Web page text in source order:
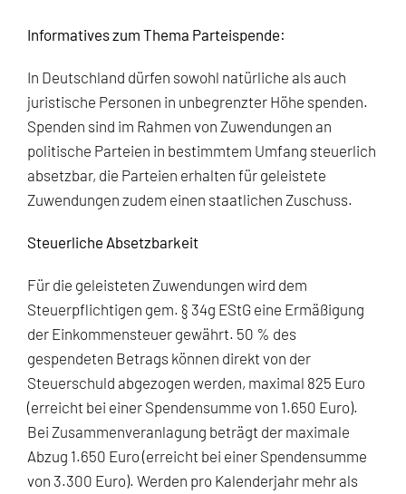
Informatives zum Thema Parteispende:
In Deutschland dürfen sowohl natürliche als auch
juristische Personen in unbegrenzter Höhe spenden.
Spenden sind im Rahmen von Zuwendungen an
politische Parteien in bestimmtem Umfang steuerlich
absetzbar, die Parteien erhalten für geleistete
Zuwendungen zudem einen staatlichen Zuschuss.
Steuerliche Absetzbarkeit
Für die geleisteten Zuwendungen wird dem
Steuerpflichtigen gem. § 34g EStG eine Ermäßigung
der Einkommensteuer gewährt. 50 % des
gespendeten Betrags können direkt von der
Steuerschuld abgezogen werden, maximal 825 Euro
(erreicht bei einer Spendensumme von 1.650 Euro).
Bei Zusammenveranlagung beträgt der maximale
Abzug 1.650 Euro (erreicht bei einer Spendensumme
von 3.300 Euro). Werden pro Kalenderjahr mehr als